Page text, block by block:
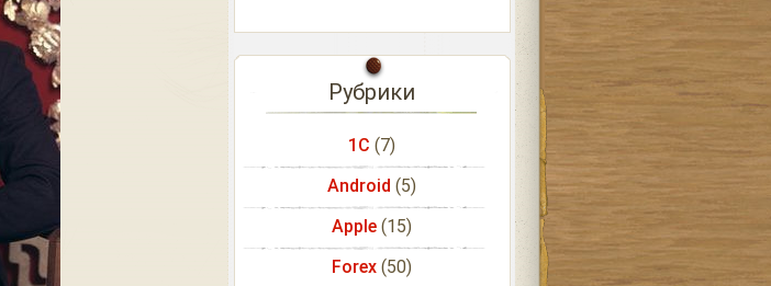
Рубрики
1С (7)
Android (5)
Apple (15)
Forex (50)